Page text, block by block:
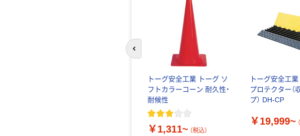
トーグ安全工業 トーグ ソ
フトカラーコーン 耐久性・
耐候性
￥1,311~ （税込）
トーグ安全工
プロテクター（
プ） DH-CP
￥19,999~
前のスライドへ